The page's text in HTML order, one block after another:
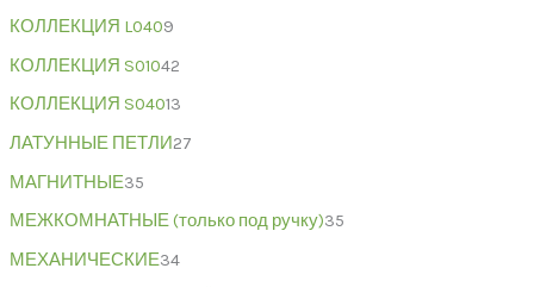
КОЛЛЕКЦИЯ L0409
КОЛЛЕКЦИЯ S01042
КОЛЛЕКЦИЯ S04013
ЛАТУННЫЕ ПЕТЛИ27
МАГНИТНЫЕ35
МЕЖКОМНАТНЫЕ (только под ручку)35
МЕХАНИЧЕСКИЕ34